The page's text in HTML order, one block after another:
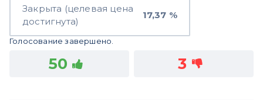
Закрыта (целевая цена
достигнута)
17,37 %
Голосование завершено.
50 3